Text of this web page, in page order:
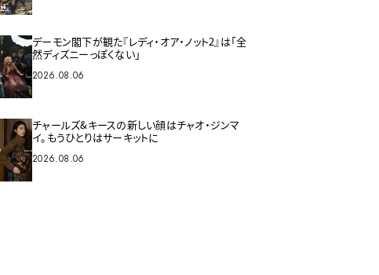
デーモン閣下が観た『レディ・オア・ノット2』は「全
然ディズニーっぽくない」
2026.08.06
チャールズ&キースの新しい顔はチャオ・ジンマ
イ。もうひとりはサーキットに
2026.08.06